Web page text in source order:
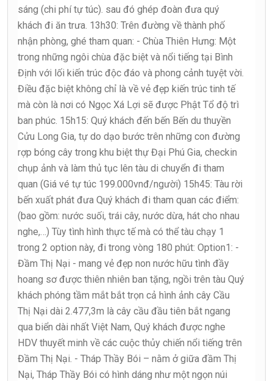
sáng (chi phí tự túc). sau đó ghép đoàn đưa quý
khách đi ăn trưa. 13h30: Trên đường về thành phố
nhận phòng, ghé tham quan: - Chùa Thiên Hưng: Một
trong những ngôi chùa đặc biệt và nổi tiếng tại Bình
Định với lối kiến trúc độc đáo và phong cảnh tuyệt vời.
Điều đặc biệt không chỉ là về vẻ đẹp kiến trúc tinh tế
mà còn là nơi có Ngọc Xá Lợi sẽ được Phật Tổ độ trì
ban phúc. 15h15: Quý khách đến bến Bến du thuyền
Cửu Long Gia, tự do dạo bước trên những con đường
rợp bóng cây trong khu biệt thự Đại Phú Gia, checkin
chụp ảnh và làm thủ tục lên tàu di chuyển đi tham
quan (Giá vé tự túc 199.000vnđ/người) 15h45: Tàu rời
bến xuất phát đưa Quý khách đi tham quan các điểm:
(bao gồm: nước suối, trái cây, nước dừa, hát cho nhau
nghe,…) Tùy tình hình thực tế mà có thể tàu chạy 1
trong 2 option này, đi trong vòng 180 phút: Option1: -
Đầm Thị Nại - mang vẻ đẹp non nước hữu tình đầy
hoang sơ được thiên nhiên ban tặng, ngồi trên tàu Quý
khách phóng tầm mắt bắt trọn cả hình ảnh cây Cầu
Thị Nại dài 2.477,3m là cây cầu đầu tiên bắt ngang
qua biển dài nhất Việt Nam, Quý khách được nghe
HDV thuyết minh về các cuộc thủy chiến nổi tiếng trên
Đầm Thị Nại. - Tháp Thầy Bói – nằm ở giữa đầm Thị
Nại, Tháp Thầy Bói có hình dáng như một ngọn núi